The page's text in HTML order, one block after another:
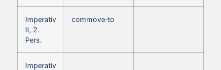
Imperativ
II, 2.
Pers.
commove‑to
Imperativ